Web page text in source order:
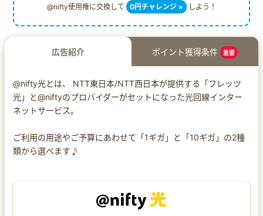
@nifty使用権に交換して 0円チャレンジ » しよう！
広告紹介 ポイント獲得条件 重要
@nifty光とは、 NTT東日本/NTT西日本が提供する「フレッツ
光」と@niftyのプロバイダーがセットになった光回線インター
ネットサービス。
ご利用の用途やご予算にあわせて「1ギガ」と「10ギガ」の2種
類から選べます♪